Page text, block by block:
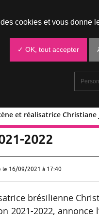
et réalisatrice
en scène et
2022
le 16/09/2021 à 17:40
brésilienne
2021-2022, annonce
cookies et vous donne
✓ OK, tout accepter